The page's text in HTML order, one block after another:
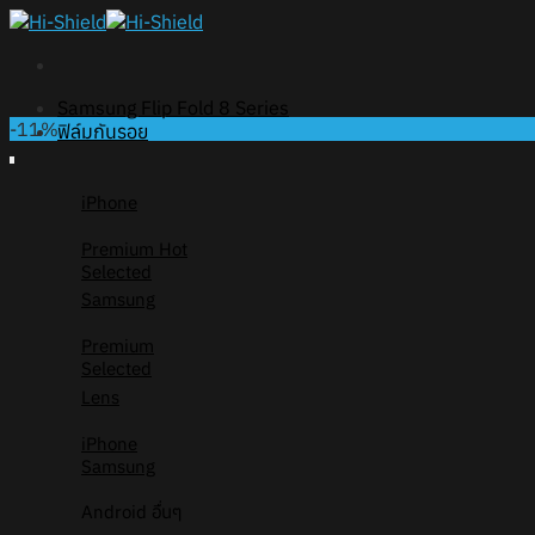
Skip
Samsung Flip Fold 8 Series
ฟิล์มกันรอย
iPhone
Premium
Selected
Samsung
Premium
Selected
Lens
iPhone
Samsung
Android อื่นๆ
-11%